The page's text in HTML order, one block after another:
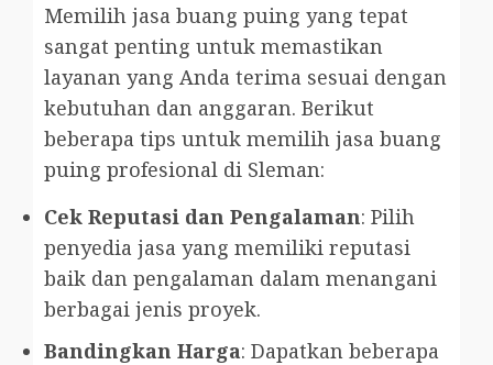
Memilih jasa buang puing yang tepat
sangat penting untuk memastikan
layanan yang Anda terima sesuai dengan
kebutuhan dan anggaran. Berikut
beberapa tips untuk memilih jasa buang
puing profesional di Sleman:
Cek Reputasi dan Pengalaman: Pilih
penyedia jasa yang memiliki reputasi
baik dan pengalaman dalam menangani
berbagai jenis proyek.
Bandingkan Harga: Dapatkan beberapa